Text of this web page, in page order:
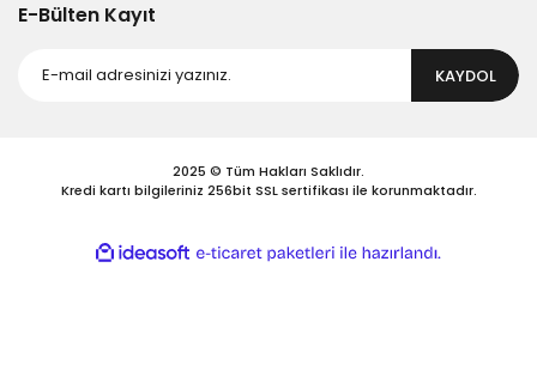
E-Bülten Kayıt
KAYDOL
2025 © Tüm Hakları Saklıdır.
Kredi kartı bilgileriniz 256bit SSL sertifikası ile korunmaktadır.
ideasoft
e-